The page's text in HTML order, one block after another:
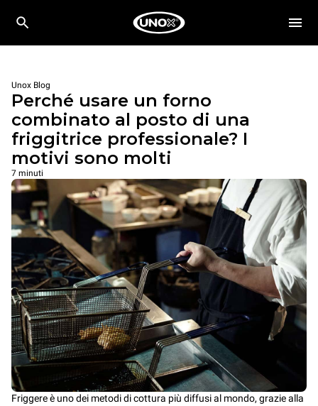
Unox Blog
Perché usare un forno
combinato al posto di una
friggitrice professionale? I
motivi sono molti
7 minuti
Friggere è uno dei metodi di cottura più diffusi al mondo, grazie alla